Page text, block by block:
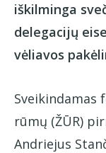
iškilminga
delegacijų
vėliavos
Sveikindamas
rūmų (ŽŪR)
Andriejus